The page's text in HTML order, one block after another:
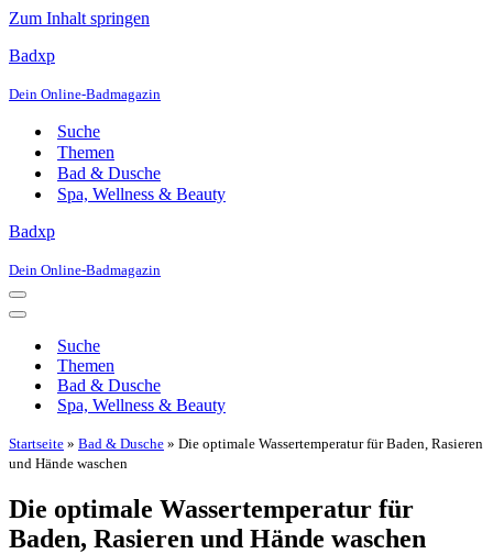
Zum Inhalt springen
Badxp
Dein Online-Badmagazin
Suche
Themen
Bad & Dusche
Spa, Wellness & Beauty
Badxp
Dein Online-Badmagazin
Navigationsmenü
Navigationsmenü
Suche
Themen
Bad & Dusche
Spa, Wellness & Beauty
Startseite » Bad & Dusche » Die optimale Wassertemperatur für Baden, Rasieren
und Hände waschen
Die optimale Wassertemperatur für
Baden, Rasieren und Hände waschen